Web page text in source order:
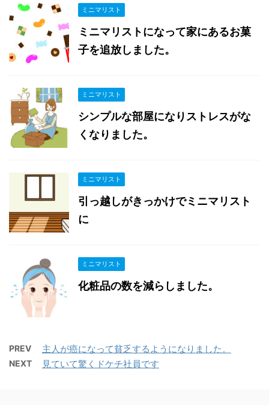
ミニマリスト
ミニマリストになって家にあるお菓
子を追放しました。
ミニマリスト
シンプルな部屋になりストレスがな
くなりました。
ミニマリスト
引っ越しがきっかけでミニマリスト
に
ミニマリスト
化粧品の数を減らしました。
PREV 主人が癌になって貧乏するようになりました。
NEXT 見ていて驚くドケチ社員です